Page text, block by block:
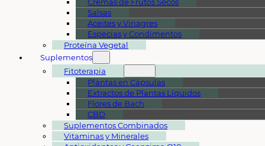
Salsas
Aceites y Vinagres
Especias y Condimentos
Proteína Vegetal
Suplementos
Fitoterapia
Plantas en Cápsulas
Extractos de Plantas Líquidos
Flores de Bach
CBD
Suplementos Combinados
Vitaminas y Minerales